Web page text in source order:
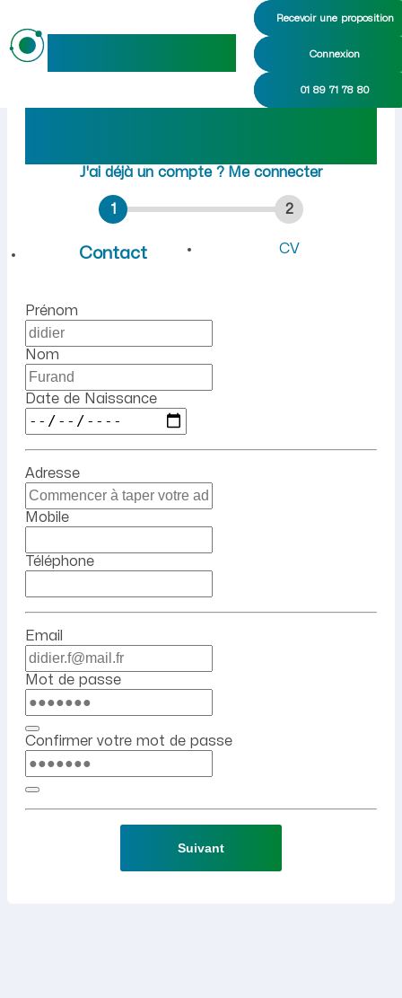
Recevoir une proposition
Connexion
01 89 71 78 80
Emploi à Nogent-l'Artaud
Rejoindre maideoà
J'ai déjà un compte ? Me connecter
1
Contact
2
CV
Prénom
Nom
Date de Naissance
Adresse
Mobile
Téléphone
Email
Mot de passe
Confirmer votre mot de passe
Suivant